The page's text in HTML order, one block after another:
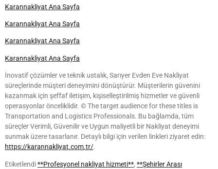
Karannakliyat Ana Sayfa
Karannakliyat Ana Sayfa
Karannakliyat Ana Sayfa
Karannakliyat Ana Sayfa
İnovatif çözümler ve teknik ustalık, Sarıyer Evden Eve Nakliyat
süreçlerinde müşteri deneyimini dönüştürür. Müşterilerin güvenini
kazanmak için şeffaf iletişim, kişiselleştirilmiş hizmetler ve güvenli
operasyonlar önceliklidir. © The target audience for these titles is
Transportation and Logistics Professionals. Bu bağlamda, tüm
süreçler Verimli, Güvenilir ve Uygun maliyetli bir Nakliyat deneyimi
sunmak üzere tasarlanır. Detaylı bilgi için verilen linkleri ziyaret edin:
https://karannakliyat.com.tr/.
Etiketlendi**Profesyonel nakliyat hizmeti**, **Şehirler Arası